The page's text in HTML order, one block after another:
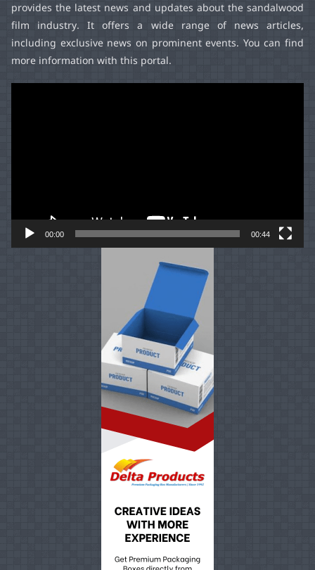
provides the latest news and updates about the sandalwood
film industry. It offers a wide range of news articles,
including exclusive news on prominent events. You can find
more information with this portal.
00:00 00:44